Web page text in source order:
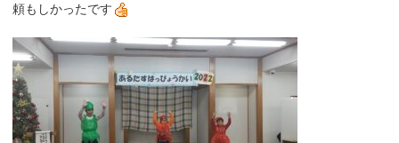
頼もしかったです